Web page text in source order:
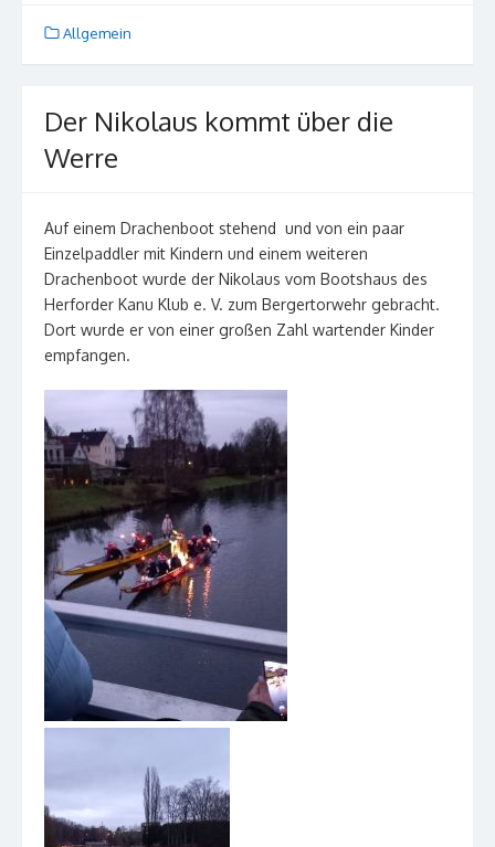
Allgemein
Der Nikolaus kommt über die
Werre
Auf einem Drachenboot stehend und von ein paar
Einzelpaddler mit Kindern und einem weiteren
Drachenboot wurde der Nikolaus vom Bootshaus des
Herforder Kanu Klub e. V. zum Bergertorwehr gebracht.
Dort wurde er von einer großen Zahl wartender Kinder
empfangen.